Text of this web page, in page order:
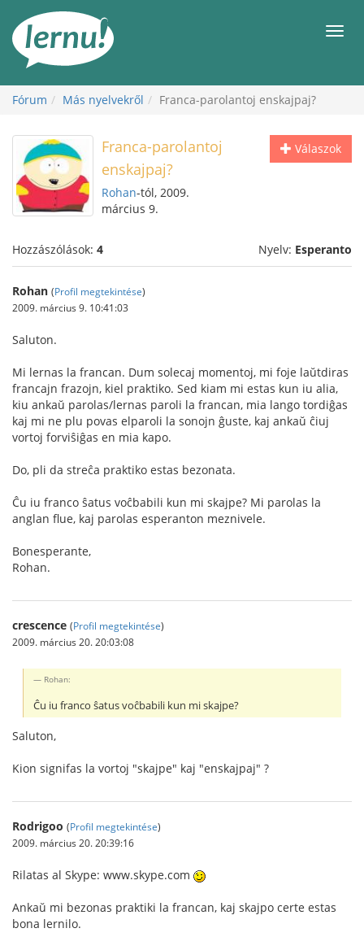
Fórum Más nyelvekről Franca-parolantoj enskajpaj?
Válaszok
Franca-parolantoj
enskajpaj?
Rohan-tól, 2009.
március 9.
Hozzászólások: 4 Nyelv: Esperanto
Rohan (Profil megtekintése)
2009. március 9. 10:41:03
Saluton.
Mi lernas la francan. Dum solecaj momentoj, mi foje laŭtdiras
francajn frazojn, kiel praktiko. Sed kiam mi estas kun iu alia,
kiu ankaŭ parolas/lernas paroli la francan, mia lango tordiĝas
kaj mi ne plu povas elparoli la sonojn ĝuste, kaj ankaŭ ĉiuj
vortoj forviŝiĝas en mia kapo.
Do, pli da streĉa praktiko estas bezonata.
Ĉu iu franco ŝatus voĉbabili kun mi skajpe? Mi parolas la
anglan flue, kaj parolas esperanton meznivele.
Bonesperante,
Rohan.
crescence (Profil megtekintése)
2009. március 20. 20:03:08
Rohan:
Ĉu iu franco ŝatus voĉbabili kun mi skajpe?
Saluton,
Kion signifas la vortoj "skajpe" kaj "enskajpaj" ?
Rodrigoo (Profil megtekintése)
2009. március 20. 20:39:16
Rilatas al Skype: www.skype.com
Ankaŭ mi bezonas praktiki la francan, kaj skajpo certe estas
bona lernilo.